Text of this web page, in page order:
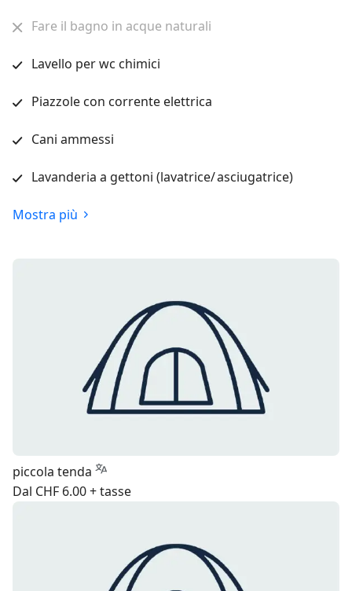
Fare il bagno in acque naturali
Lavello per wc chimici
Piazzole con corrente elettrica
Cani ammessi
Lavanderia a gettoni (lavatrice/ asciugatrice)
Mostra più
piccola tenda
Dal CHF 6.00 + tasse